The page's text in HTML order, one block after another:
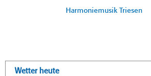
Harmoniemusik Triesen
Wetter heute